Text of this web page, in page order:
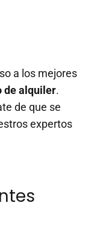
a los mejores
de alquiler.
de que se
expertos